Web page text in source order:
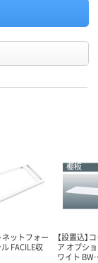
ットフォー
FACILE収
【設置込】
ア オプシ
ワイト